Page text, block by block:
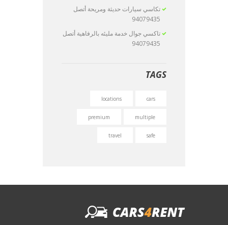
تكاسي سيارات حديثة ومريحة أتصل
94079435
تاكسي جوال خدمة مليئه بالرفاهية أتصل
94079435
TAGS
cars
locations
multiple
premium
safe
travel